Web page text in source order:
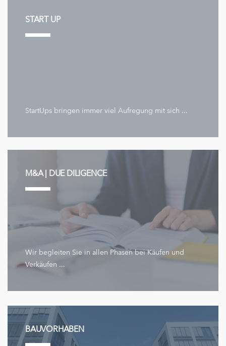
START UP
StartUps bringen immer viel Aufregung mit sich ...
M&A | DUE DILIGENCE
Wir begleiten Sie in allen Phasen bei Käufen und
Verkäufen ...
BAUVORHABEN